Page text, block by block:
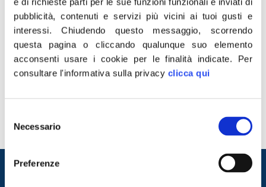
pubblicità, contenuti e servizi più vicini ai tuoi gusti e
interessi.Chiudendo questo messaggio, scorrendo
questa pagina o cliccando qualunque suo elemento
acconsenti usare i cookie per le finalità indicate. Per
consultare l'informativa sulla privacy clicca qui
delNecessario
Preferenze
“…E prima di partire per Gorizia ho incontrato il sindaco
di Trieste, Roberto Dipiazza che mi ha raccontato dei
quanto ha scritto su Facebook il presidente di Fratelli
d’Italia, Giorgia Meloni, pubblicando un selfie […]
Entra nel mondo di